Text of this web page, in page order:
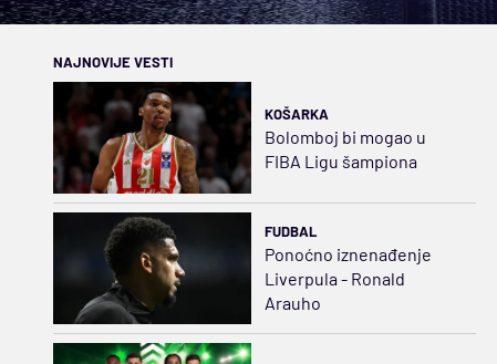
NAJNOVIJE VESTI
KOŠARKA
Bolomboj bi mogao u
FIBA Ligu šampiona
FUDBAL
Ponoćno iznenađenje
Liverpula - Ronald
Arauho